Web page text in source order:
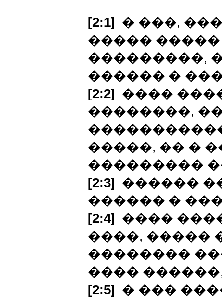
[2:1] � ���,
�����
���������,
������ �
[2:2] ����
��������,
�����, �� �
���������
[2:3] ������
������ �
[2:4] ����
����, �����
��������
����
[2:5] � ���